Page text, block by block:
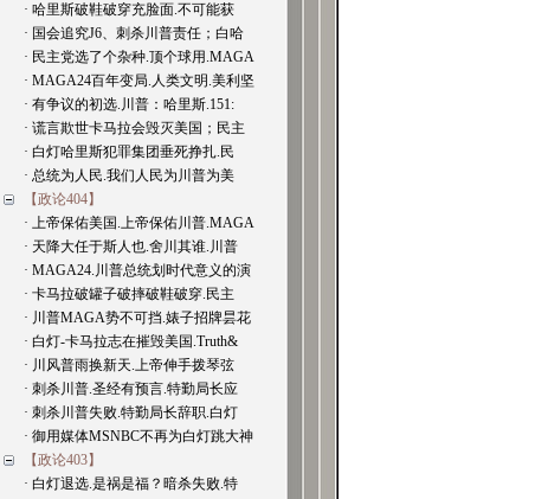
· 哈里斯破鞋破穿充脸面.不可能获
· 国会追究J6、刺杀川普责任；白哈
· 民主党选了个杂种.顶个球用.MAGA
· MAGA24百年变局.人类文明.美利坚
· 有争议的初选.川普：哈里斯.151:
· 谎言欺世卡马拉会毁灭美国；民主
· 白灯哈里斯犯罪集团垂死挣扎.民
· 总统为人民.我们人民为川普为美
【政论404】
· 上帝保佑美国.上帝保佑川普.MAGA
· 天降大任于斯人也.舍川其谁.川普
· MAGA24.川普总统划时代意义的演
· 卡马拉破罐子破摔破鞋破穿.民主
· 川普MAGA势不可挡.婊子招牌昙花
· 白灯-卡马拉志在摧毁美国.Truth&
· 川风普雨换新天.上帝伸手拨琴弦
· 刺杀川普.圣经有预言.特勤局长应
· 刺杀川普失败.特勤局长辞职.白灯
· 御用媒体MSNBC不再为白灯跳大神
【政论403】
· 白灯退选.是祸是福？暗杀失败.特